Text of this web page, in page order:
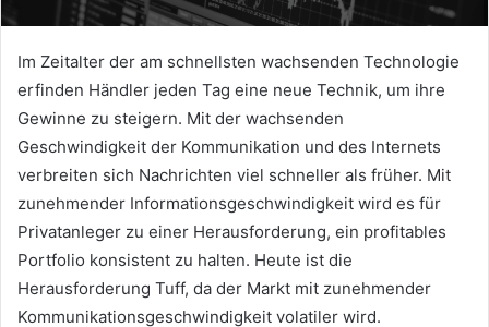
Im Zeitalter der am schnellsten wachsenden Technologie
erfinden Händler jeden Tag eine neue Technik, um ihre
Gewinne zu steigern. Mit der wachsenden
Geschwindigkeit der Kommunikation und des Internets
verbreiten sich Nachrichten viel schneller als früher. Mit
zunehmender Informationsgeschwindigkeit wird es für
Privatanleger zu einer Herausforderung, ein profitables
Portfolio konsistent zu halten. Heute ist die
Herausforderung Tuff, da der Markt mit zunehmender
Kommunikationsgeschwindigkeit volatiler wird.